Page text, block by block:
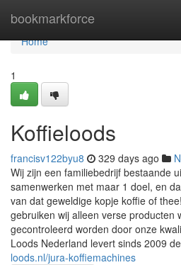
bookmarkforce
Home
Home
1
Koffieloods
francisv122byu8 329 days ago
Wij zijn een familiebedrijf bestaande
samenwerken met maar 1 doel, en
van dat geweldige kopje koffie of
gebruiken wij alleen verse producten
gecontroleerd worden door onze
Loods Nederland levert sinds 2009 de
loods.nl/jura-koffiemachines